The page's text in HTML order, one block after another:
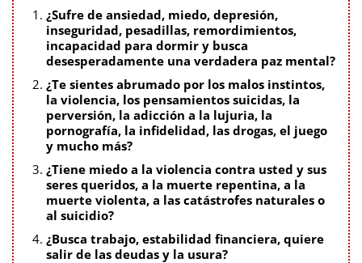
¿Sufre de ansiedad, miedo, depresión,
inseguridad, pesadillas, remordimientos,
incapacidad para dormir y busca
desesperadamente una verdadera paz mental?
¿Te sientes abrumado por los malos instintos,
la violencia, los pensamientos suicidas, la
perversión, la adicción a la lujuria, la
pornografía, la infidelidad, las drogas, el juego
y mucho más?
¿Tiene miedo a la violencia contra usted y sus
seres queridos, a la muerte repentina, a la
muerte violenta, a las catástrofes naturales o
al suicidio?
¿Busca trabajo, estabilidad financiera, quiere
salir de las deudas y la usura?